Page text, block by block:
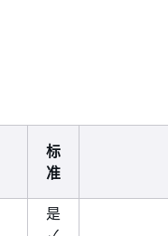
标
准
是